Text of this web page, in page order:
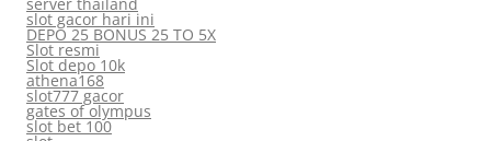
slot gacor hari ini
DEPO 25 BONUS 25 TO 5X
Slot resmi
Slot depo 10k
athena168
slot777 gacor
gates of olympus
slot bet 100